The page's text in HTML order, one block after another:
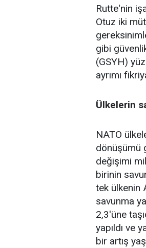
Rutte'nin
Otuz iki
gibi
(GSYH)
ayrımı
Ülkelerin
NATO
dönüşümü
değişimi
birinin
tek ülkenin
savunma
2,3'üne
yapıldı ve
bir artış